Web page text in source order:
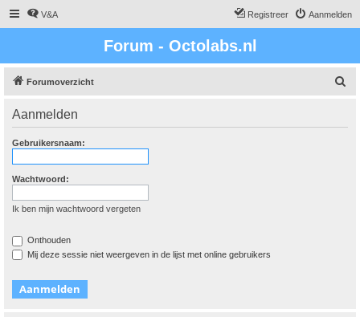
V&A Aanmelden
Registreer
Forum - Octolabs.nl
Forumoverzicht
Aanmelden
Gebruikersnaam:
Wachtwoord:
Ik ben mijn wachtwoord vergeten
Onthouden
Mij deze sessie niet weergeven in de lijst met online gebruikers